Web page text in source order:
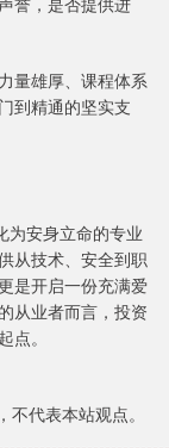
量雄厚、课程体系
到精通的坚实支
为安身立命的专业
从技术、安全到职
是开启一份充满爱
从业者而言，投资
点。
代表本站观点。